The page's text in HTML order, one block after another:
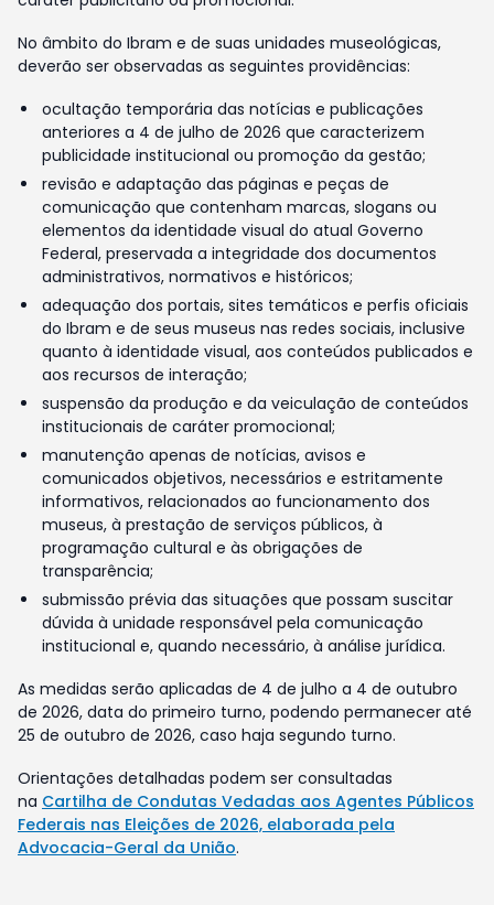
No âmbito do Ibram e de suas unidades museológicas,
deverão ser observadas as seguintes providências:
ocultação temporária das notícias e publicações
anteriores a 4 de julho de 2026 que caracterizem
publicidade institucional ou promoção da gestão;
revisão e adaptação das páginas e peças de
comunicação que contenham marcas, slogans ou
elementos da identidade visual do atual Governo
Federal, preservada a integridade dos documentos
administrativos, normativos e históricos;
adequação dos portais, sites temáticos e perfis oficiais
do Ibram e de seus museus nas redes sociais, inclusive
quanto à identidade visual, aos conteúdos publicados e
aos recursos de interação;
suspensão da produção e da veiculação de conteúdos
institucionais de caráter promocional;
manutenção apenas de notícias, avisos e
comunicados objetivos, necessários e estritamente
informativos, relacionados ao funcionamento dos
museus, à prestação de serviços públicos, à
programação cultural e às obrigações de
transparência;
submissão prévia das situações que possam suscitar
dúvida à unidade responsável pela comunicação
institucional e, quando necessário, à análise jurídica.
As medidas serão aplicadas de 4 de julho a 4 de outubro
de 2026, data do primeiro turno, podendo permanecer até
25 de outubro de 2026, caso haja segundo turno.
Orientações detalhadas podem ser consultadas
na Cartilha de Condutas Vedadas aos Agentes Públicos
Federais nas Eleições de 2026, elaborada pela
Advocacia-Geral da União.